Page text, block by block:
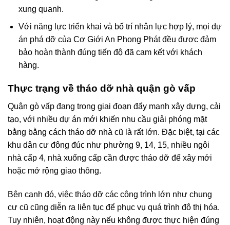
xung quanh.
Với năng lực triển khai và bố trí nhân lực hợp lý, mọi dự
án phá dỡ của Cơ Giới An Phong Phát đều được đảm
bảo hoàn thành đúng tiến độ đã cam kết với khách
hàng.
Thực trạng về tháo dỡ nhà quận gò vấp
Quận gò vấp đang trong giai đoạn đẩy mạnh xây dựng, cải
tạo, với nhiều dự án mới khiến nhu cầu giải phóng mặt
bằng bằng cách tháo dỡ nhà cũ là rất lớn. Đặc biệt, tại các
khu dân cư đông đúc như phường 9, 14, 15, nhiều ngôi
nhà cấp 4, nhà xuống cấp cần được tháo dỡ để xây mới
hoặc mở rộng giao thông.
Bên cạnh đó, việc tháo dỡ các công trình lớn như chung
cư cũ cũng diễn ra liên tục để phục vụ quá trình đô thị hóa.
Tuy nhiên, hoạt động này nếu không được thực hiện đúng